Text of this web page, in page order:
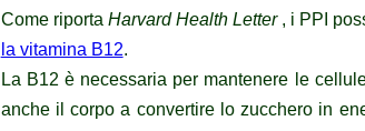
Come riporta Harvard Health Letter, i PPI
la vitamina B12.
La B12 è necessaria per mantenere le
anche il corpo a convertire lo zucchero in